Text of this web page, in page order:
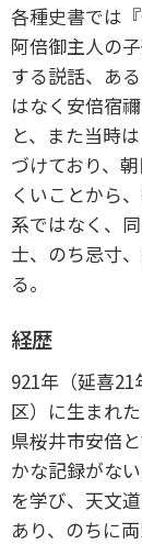
各種史書では
阿倍御主人の
する説話、あ
はなく安倍宿
と、また当時
づけており、
くいことから
系ではなく、
士、のち忌寸
る。
経歴
921年（延喜
区）に生まれ
県桜井市安倍
かな記録がな
を学び、天文
あり、のちに